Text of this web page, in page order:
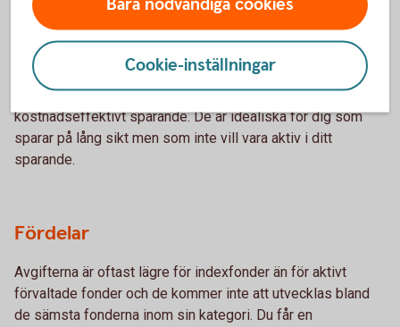
Vem passar de?
Indexfonder och indexnära fonder passar för både nya och
erfarna investerare som vill ha ett enkelt, långsiktigt och
kostnadseffektivt sparande. De är idealiska för dig som
sparar på lång sikt men som inte vill vara aktiv i ditt
sparande.
Fördelar
Avgifterna är oftast lägre för indexfonder än för aktivt
förvaltade fonder och de kommer inte att utvecklas bland
de sämsta fonderna inom sin kategori. Du får en
Bara nödvändiga cookies
Cookie-inställningar